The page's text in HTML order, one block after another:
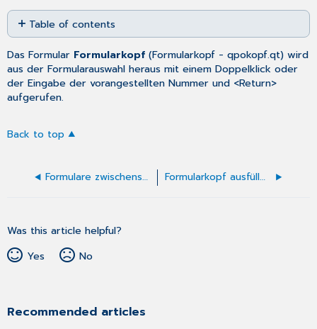
Save
as
PDF
Table of contents
No
headers
Das Formular Formularkopf (Formularkopf - qpokopf.qt) wird
aus derFormularauswahl heraus mit einem Doppelklick oder
der Eingabe der vorangestellten Nummer und <Return>
aufgerufen.
Back to top
Formulare zwischenspeichern/zwischengespeichertes Formular aufrufen Formularkopf ausfüllen
Was this article helpful?
Yes
No
Recommended articles